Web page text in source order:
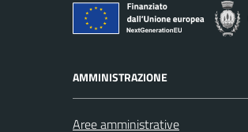
AMMINISTRAZIONE
Aree amministrative